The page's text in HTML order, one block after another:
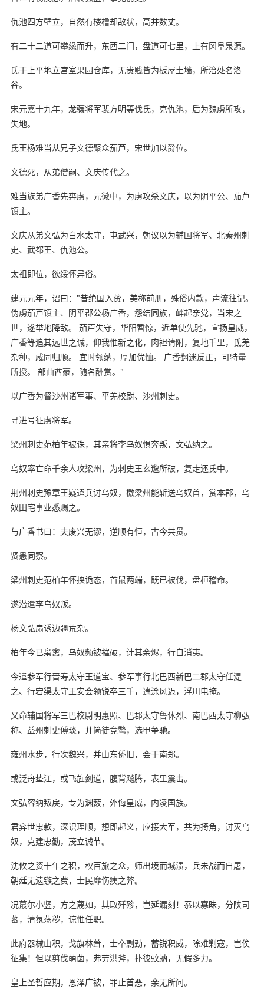
仇池四方壁立，自然有楼橹却敌状，高并数丈。
有二十二道可攀缘而升，东西二门，盘道可七里，上有冈阜泉源。
氐于上平地立宫室果园仓库，无贵贱皆为板屋土墙，所治处名洛
谷。
宋元嘉十九年，龙骧将军裴方明等伐氐，克仇池，后为魏虏所攻，
失地。
氐王杨难当从兄子文德聚众茄芦，宋世加以爵位。
文德死，从弟僧嗣、文庆传代之。
难当族弟广香先奔虏，元徽中，为虏攻杀文庆，以为阴平公、茄芦
镇主。
文庆从弟文弘为白水太守，屯武兴，朝议以为辅国将军、北秦州刺
史、武都王、仇池公。
太祖即位，欲绥怀异俗。
建元元年，诏曰："昔绝国入贽，美称前册，殊俗内款，声流往记。
伪虏茄芦镇主、阴平郡公杨广香，怨结同族，衅起亲党，当宋之
世，遂举地降敌。 茄芦失守，华阳暂惊，近单使先驰，宣扬皇威，
广香等追其远世之诚，仰我惟新之化，肉袒请附，复地千里，氐羌
杂种，咸同归顺。 宜时领纳，厚加优恤。 广香翻迷反正，可特量
所授。 部曲酋豪，随名酬赏。"
以广香为督沙州诸军事、平羌校尉、沙州刺史。
寻进号征虏将军。
梁州刺史范柏年被诛，其亲将李乌奴惧奔叛，文弘纳之。
乌奴率亡命千余人攻梁州，为刺史王玄邈所破，复走还氐中。
荆州刺史豫章王嶷遣兵讨乌奴，檄梁州能斩送乌奴首，赏本郡，乌
奴田宅事业悉赐之。
与广香书曰：夫废兴无谬，逆顺有恒，古今共贯。
贤愚同察。
梁州刺史范柏年怀挟诡态，首鼠两端，既已被伐，盘桓稽命。
遂潜遣李乌奴叛。
杨文弘扇诱边疆荒杂。
柏年今已枭禽，乌奴频被摧破，计其余烬，行自消夷。
今遣参军行晋寿太守王道宝、参军事行北巴西新巴二郡太守任湜
之、行宕渠太守王安会领锐卒三千，遄涂风迈，浮川电掩。
又命辅国将军三巴校尉明惠照、巴郡太守鲁休烈、南巴西太守柳弘
称、益州刺史傅琰，并简徒竞鹜，选甲争驰。
雍州水步，行次魏兴，并山东侨旧，会于南郑。
或泛舟垫江，或飞旌剑道，腹背飚腾，表里震击。
文弘容纳叛戾，专为渊薮，外侮皇威，内凌国族。
君弈世忠款，深识理顺，想即起义，应接大军，共为掎角，讨灭乌
奴，克建忠勤，茂立诚节。
沈攸之资十年之积，权百旅之众，师出境而城溃，兵未战而自屠，
朝廷无遗镞之费，士民靡伤痍之弊。
况蕞尔小竖，方之蔑如，其取歼殄，岂延漏刻！忝以寡昧，分陕司
蕃，清氛荡秽，谅惟任职。
此府器械山积，戈旗林耸，士卒剽劲，蓄锐积威，除难剿寇，岂俟
征集！但以剪伐萌菌，弗劳洪斧，扑彼蚊蚋，无假多力。
皇上圣哲应期，恩泽广被，罪止首恶，余无所问。